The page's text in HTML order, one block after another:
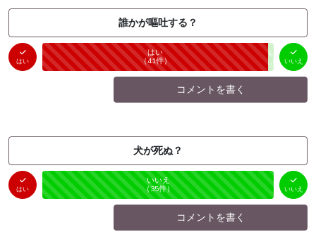
誰かが嘔吐する？
はい
はい
（41件） 未投票
いいえ
（ 1件）
いいえ
コメントを書く
犬が死ぬ？
はい
はい
（0件）
未投票
いいえ
（35件） いいえ
コメントを書く